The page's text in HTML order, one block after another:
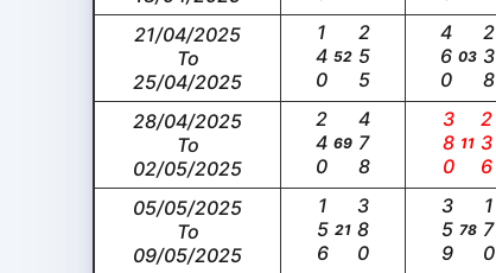
21/04/2025
To
25/04/2025
140 52 255 460 03 238
28/04/2025
To
02/05/2025
240 69 478 380 11 236
05/05/2025
To
09/05/2025
156 21 380 359 78170